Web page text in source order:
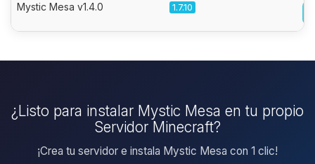
Mystic Mesa v1.4.0 1.7.10
¿Listo para instalar Mystic Mesa en tu propio
Servidor Minecraft?
¡Crea tu servidor e instala Mystic Mesa con 1 clic!